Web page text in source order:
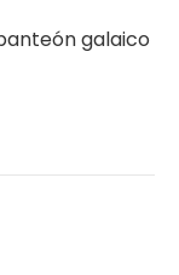
galaico